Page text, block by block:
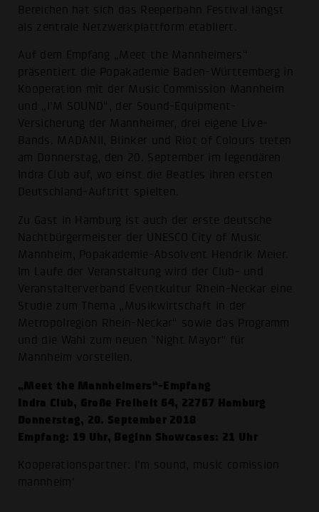
Bereichen hat sich das Reeperbahn Festival längst
als zentrale Netzwerkplattform etabliert.
Auf dem Empfang „Meet the Mannheimers“
präsentiert die Popakademie Baden-Württemberg in
Kooperation mit der Music Commission Mannheim
und „I’M SOUND“, der Sound-Equipment-
Versicherung der Mannheimer, drei eigene Live-
Bands. MADANII, Blinker und Riot of Colours treten
am Donnerstag, den 20. September im legendären
Indra Club auf, wo einst die Beatles ihren ersten
Deutschland-Auftritt spielten.
Zu Gast in Hamburg ist auch der erste deutsche
Nachtbürgermeister der UNESCO City of Music
Mannheim, Popakademie-Absolvent Hendrik Meier.
Im Laufe der Veranstaltung wird der Club- und
Veranstalterverband Eventkultur Rhein-Neckar eine
Studie zum Thema „Musikwirtschaft in der
Metropolregion Rhein-Neckar“ sowie das Programm
und die Wahl zum neuen "Night Mayor" für
Mannheim vorstellen.
„Meet the Mannheimers“-Empfang
Indra Club, Große Freiheit 64, 22767 Hamburg
Donnerstag, 20. September 2018
Empfang: 19 Uhr, Beginn Showcases: 21 Uhr
Kooperationspartner: I'm sound, music comission
mannheim'